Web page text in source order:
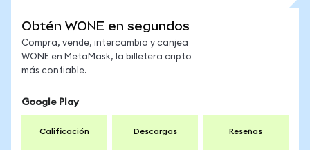
Obtén WONE en segundos
Compra, vende, intercambia y canjea
WONE en MetaMask, la billetera cripto
más confiable.
Google Play
Calificación Descargas Reseñas